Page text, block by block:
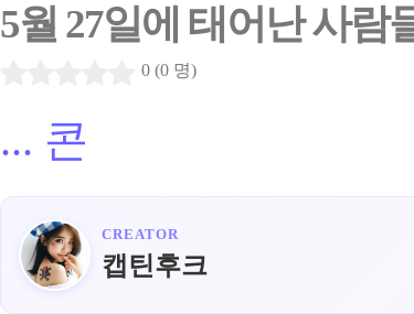
5월 27일에 태어난 사람
0 (0 명)
... 콘
CREATOR
캡틴후크